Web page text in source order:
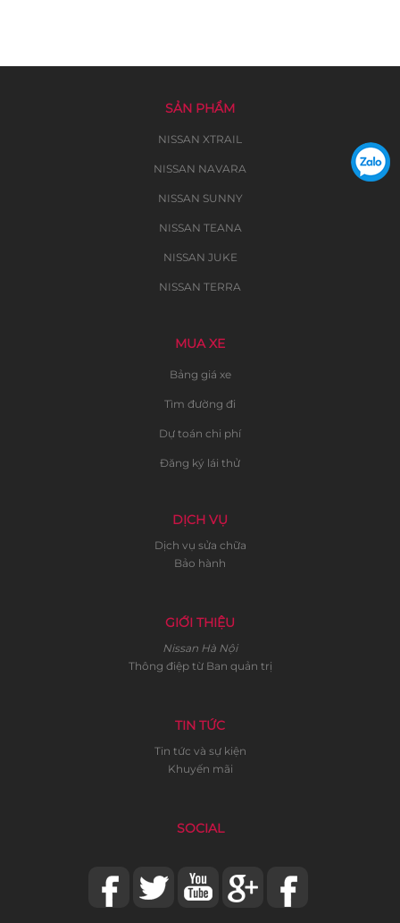
SẢN PHẨM
NISSAN XTRAIL
NISSAN NAVARA
NISSAN SUNNY
NISSAN TEANA
NISSAN JUKE
NISSAN TERRA
MUA XE
Bảng giá xe
Tìm đường đi
Dự toán chi phí
Đăng ký lái thử
DỊCH VỤ
Dịch vụ sửa chữa
Bảo hành
GIỚI THIỆU
Nissan Hà Nội
Thông điệp từ Ban quản trị
TIN TỨC
Tin tức và sự kiện
Khuyến mãi
SOCIAL